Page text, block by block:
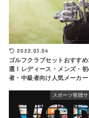
2022.03.04
ゴルフクラブセットおすす
選！レディース・メンズ・
者・中級者向け人気メーカ
スポーツ視聴サ